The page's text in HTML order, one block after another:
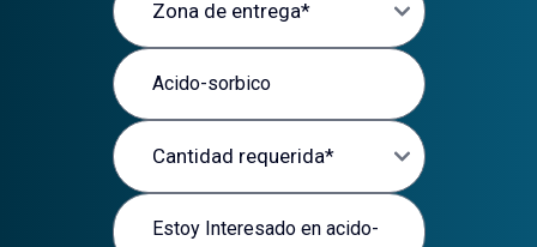
Producto de interés
Cantidad requerida
Mensaje